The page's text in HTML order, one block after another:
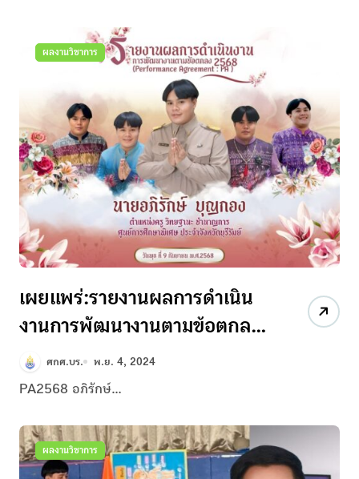
ผลงานวิชาการ
เผยแพร่:รายงานผลการดำเนิน
งานการพัฒนางานตามข้อตกลง
(Performance Agreement :
PA )2568
ศกศ.บร. พ.ย. 4, 2024
PA2568 อภิรักษ์...
ผลงานวิชาการ